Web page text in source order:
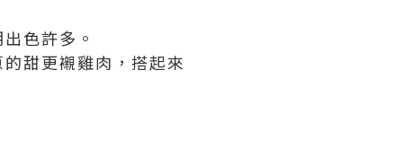
色許多。
甜更襯雞肉，搭起來